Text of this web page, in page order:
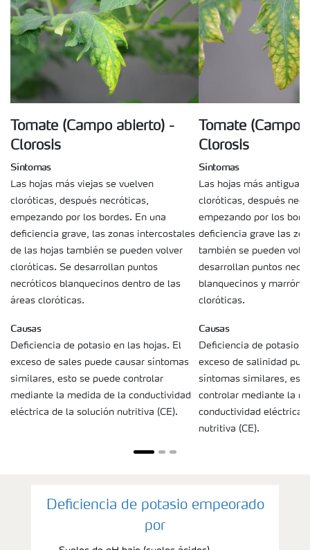
Tomate (Campo abierto) -
Clorosis
Síntomas
Las hojas más viejas se vuelven
cloróticas, después necróticas,
empezando por los bordes. En una
deficiencia grave, las zonas intercostales
de las hojas también se pueden volver
cloróticas. Se desarrollan puntos
necróticos blanquecinos dentro de las
áreas cloróticas.
Causas
Deficiencia de potasio en las hojas. El
exceso de sales puede causar síntomas
similares, esto se puede controlar
mediante la medida de la conductividad
eléctrica de la solución nutritiva (CE).
Tomate (Campo
Clorosis
Síntomas
Las hojas más antiguas
cloróticas, después
empezando por los
deficiencia grave las
también se pueden
desarrollan puntos
blanquecinos y marrón
cloróticas.
Causas
Deficiencia de potasio
exceso de salinidad
síntomas similares,
controlar mediante la
conductividad eléctrica
nutritiva (CE).
Deficiencia de potasio empeorado
por